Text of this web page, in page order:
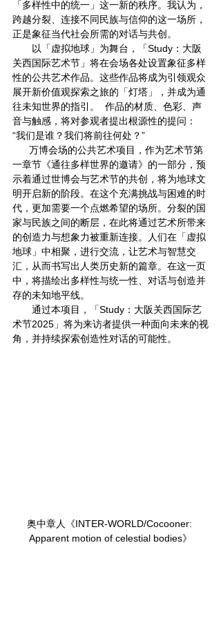
「多样性中的统一」这一新的秩序。我认为，
跨越分裂、连接不同民族与信仰的这一场所，
正是象征当代社会所需的对话与共创。
以「虚拟地球」为舞台，「Study：大阪
关西国际艺术节」将在会场各处设置象征多样
性的公共艺术作品。这些作品将成为引领观众
展开新价值观探索之旅的「灯塔」，并成为通
往未知世界的指引。  作品的材质、色彩、声
音与触感，将对参观者提出根源性的提问：
“我们是谁？我们将前往何处？”
万博会场的公共艺术项目，作为艺术节第
一章节《通往多样世界的邀请》的一部分，预
示着通过世博会与艺术节的共创，将为地球文
明开启新的阶段。在这个充满挑战与困难的时
代，更加需要一个点燃希望的场所。分裂的国
家与民族之间的断层，在此将通过艺术所带来
的创造力与想象力被重新连接。人们在「虚拟
地球」中相聚，进行交流，让艺术与智慧交
汇，从而书写出人类历史新的篇章。在这一页
中，将描绘出多样性与统一性、对话与创造并
存的未知地平线。
通过本项目，「Study：大阪关西国际艺
术节2025」将为来访者提供一种面向未来的视
角，并持续探索创造性对话的可能性。
奥中章人《INTER-WORLD/Cocooner:
Apparent motion of celestial bodies》